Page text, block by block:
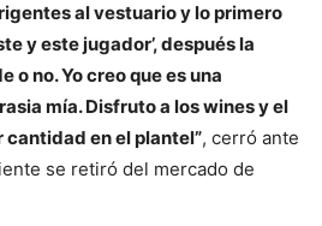
al vestuario y lo primero
y este jugador’, después la
o no. Yo creo que es una
mía. Disfruto a los wines y el
en el plantel”, cerró ante
se retiró del mercado de